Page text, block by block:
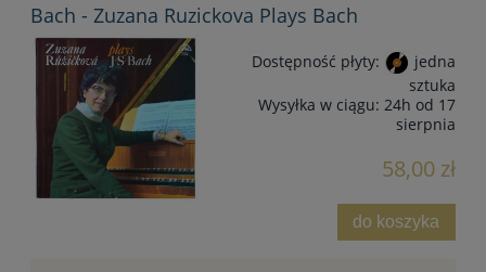
Bach - Zuzana Ruzickova Plays Bach
Dostępność płyty:
jedna
sztuka
Wysyłka w ciągu: 24h od 17
sierpnia
58,00 zł
do koszyka